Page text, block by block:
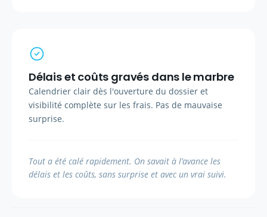
Délais et coûts gravés dans le marbre
Calendrier clair dès l'ouverture du dossier et
visibilité complète sur les frais. Pas de mauvaise
surprise.
Tout a été calé rapidement. On savait à l’avance les
délais et les coûts, sans surprise et avec un vrai suivi.